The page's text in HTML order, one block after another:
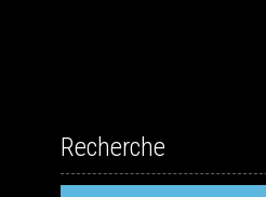
Recherche